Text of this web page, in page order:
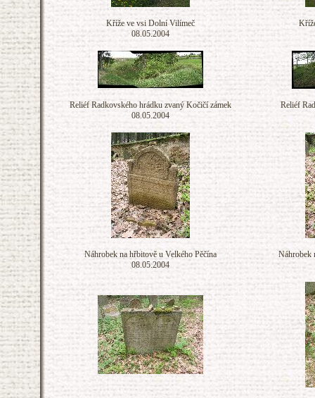
Kříže ve vsi Dolní Vilímeč
08.05.2004
Reliéf Radkovského hrádku zvaný Kočičí zámek
08.05.2004
Reliéf
Náhrobek na hřbitově u Velkého Pěčína
08.05.2004
Náhrobek